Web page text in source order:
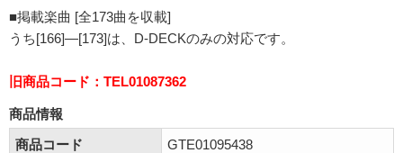
■掲載楽曲 [全173曲を収載]
うち[166]―[173]は、D-DECKのみの対応です。
旧商品コード：TEL01087362
商品情報
商品コード
GTE01095438